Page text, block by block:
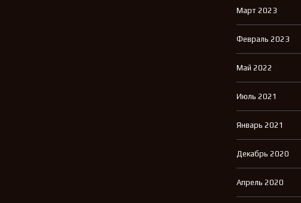
Март 2023
Февраль 2023
Май 2022
Июль 2021
Январь 2021
Декабрь 2020
Апрель 2020